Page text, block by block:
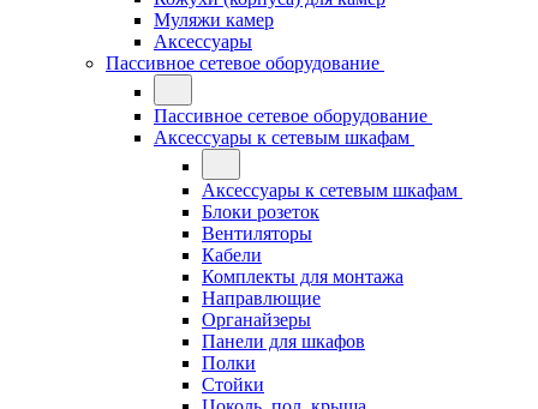
Муляжи камер
Аксессуары
Пассивное сетевое оборудование
Пассивное сетевое оборудование
Аксессуары к сетевым шкафам
Аксессуары к сетевым шкафам
Блоки розеток
Вентиляторы
Кабели
Комплекты для монтажа
Направлющие
Органайзеры
Панели для шкафов
Полки
Стойки